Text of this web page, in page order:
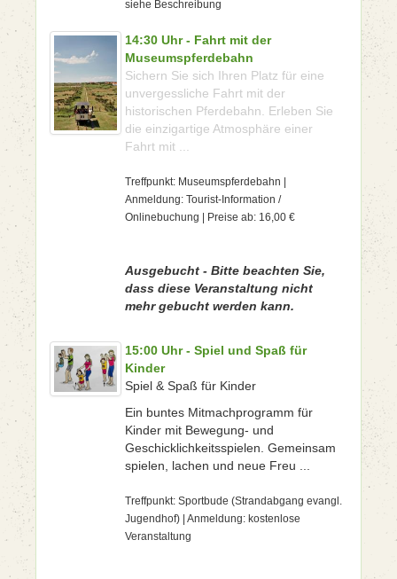
siehe Beschreibung
14:30 Uhr - Fahrt mit der
Museumspferdebahn
Sichern Sie sich Ihren Platz für eine
unvergessliche Fahrt mit der
historischen Pferdebahn. Erleben Sie
die einzigartige Atmosphäre einer
Fahrt mit ...
Treffpunkt: Museumspferdebahn |
Anmeldung: Tourist-Information /
Onlinebuchung | Preise ab: 16,00 €
Ausgebucht - Bitte beachten Sie,
dass diese Veranstaltung nicht
mehr gebucht werden kann.
15:00 Uhr - Spiel und Spaß für
Kinder
Spiel & Spaß für Kinder
Ein buntes Mitmachprogramm für
Kinder mit Bewegung- und
Geschicklichkeitsspielen. Gemeinsam
spielen, lachen und neue Freu ...
Treffpunkt: Sportbude (Strandabgang evangl.
Jugendhof) | Anmeldung: kostenlose
Veranstaltung